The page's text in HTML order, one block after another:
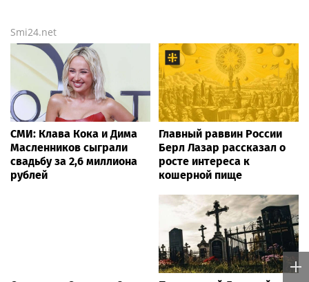
Smi24.net
СМИ: Клава Кока и Дима
Масленников сыграли
свадьбу за 2,6 миллиона
рублей
Главный раввин России
Берл Лазар рассказал о
росте интереса к
кошерной пище